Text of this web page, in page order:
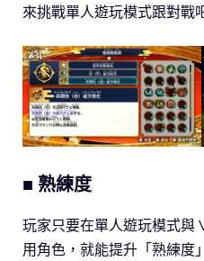
來挑戰單人遊玩模式跟對戰
■ 熟練度
玩家只要在單人遊玩模式與
用角色，就能提升「熟練度